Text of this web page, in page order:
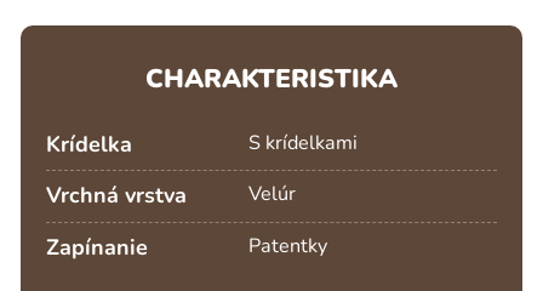
CHARAKTERISTIKA
Krídelka S krídelkami
Vrchná vrstva Velúr
Zapínanie Patentky